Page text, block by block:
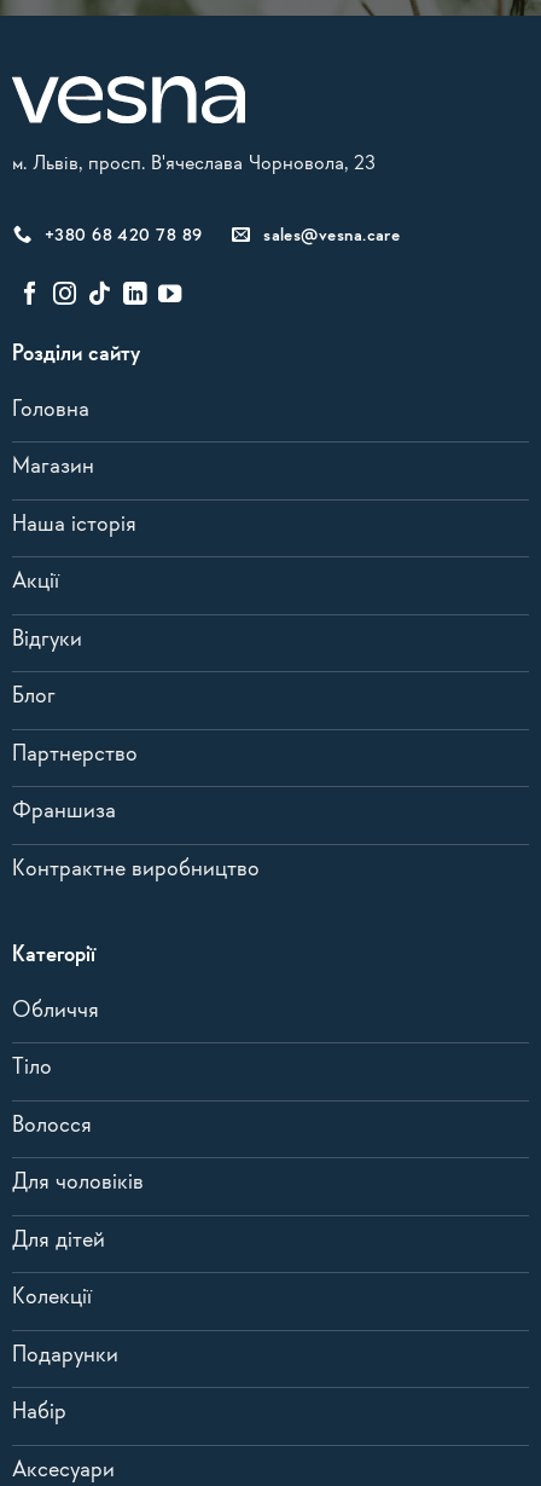
м. Львів, просп. В'ячеслава Чорновола, 23
+380 68 420 78 89 sales@vesna.care
Розділи сайту
Головна
Магазин
Наша історія
Акції
Відгуки
Блог
Партнерство
Франшиза
Контрактне виробництво
Категорії
Обличчя
Тіло
Волосся
Для чоловіків
Для дітей
Колекції
Подарунки
Набір
Аксесуари